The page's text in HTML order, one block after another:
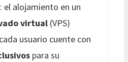
: el alojamiento en un
virtual (VPS)
usuario cuente con
para su